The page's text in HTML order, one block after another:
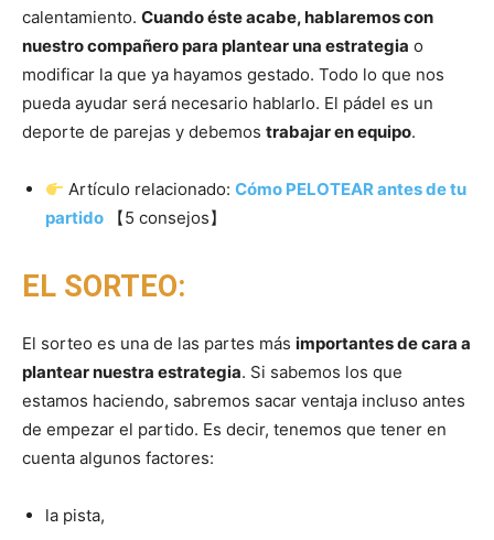
calentamiento. Cuando éste acabe, hablaremos con
nuestro compañero para plantear una estrategia o
modificar la que ya hayamos gestado. Todo lo que nos
pueda ayudar será necesario hablarlo. El pádel es un
deporte de parejas y debemos trabajar en equipo.
Artículo relacionado:Cómo PELOTEAR antes de tu
partido 【5 consejos】
EL SORTEO:
El sorteo es una de las partes más importantes de cara a
plantear nuestra estrategia. Si sabemos los que
estamos haciendo, sabremos sacar ventaja incluso antes
de empezar el partido. Es decir, tenemos que tener en
cuenta algunos factores:
la pista,